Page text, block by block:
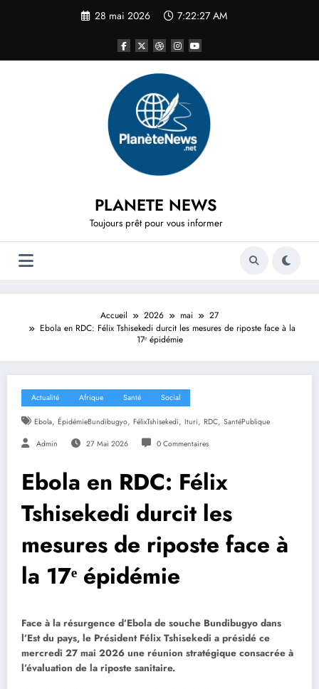
28 mai 2026 7:22:28 AM
PLANETE NEWS
Toujours prêt pour vous informer
Accueil 2026 mai
27
Ebola en RDC: Félix Tshisekedi durcit les mesures de riposte face à la
17ᵉ épidémie
Actualité Afrique Santé Social
Ebola, ÉpidémieBundibugyo, FélixTshisekedi, Ituri, RDC, SantéPublique
Admin 27 Mai 2026 0 Commentaires
Ebola en RDC: Félix
Tshisekedi durcit les
mesures de riposte face à
la 17ᵉ épidémie
Face à la résurgence d’Ebola de souche Bundibugyo dans
l’Est du pays, le Président Félix Tshisekedi a présidé ce
mercredi 27 mai 2026 une réunion stratégique consacrée à
l’évaluation de la riposte sanitaire.